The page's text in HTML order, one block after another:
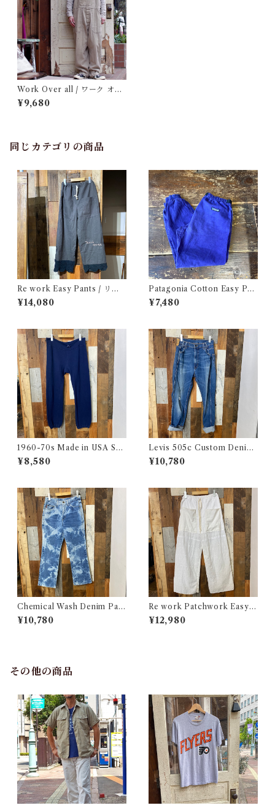
Work Over all / ワーク オー
バーオール
¥9,680
同じカテゴリの商品
Re work Easy Pants / リワ
ーク イージー パンツ クロシェ
& 刺繍入り
¥14,080
Patagonia Cotton Easy Pan
ts / パタゴニア コットン イー
ジー パンツ 古着
¥7,480
1960-70s Made in USA Sw
eat Pants / 60-70年代 アメ
リカ製 スウェット パンツ 古着
¥8,580
Levis 505c Custom Denim
Pants / リーバイス 505c カス
タムバージョン デニム パンツ
¥10,780
Chemical Wash Denim Pant
s / ケミカル デニム パンツ 古
着
¥10,780
Re work Patchwork Easy P
ants #4 / リワーク パッチワー
ク イージー パンツ 古着
¥12,980
その他の商品